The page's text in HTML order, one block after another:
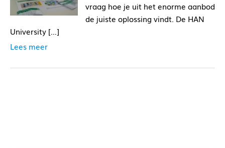
vraag hoe je uit het enorme aanbod
de juiste oplossing vindt. De HAN
University […]
Lees meer